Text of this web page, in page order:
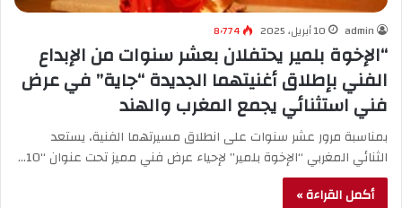
admin 10 أبريل، 2025 8٬774
“الإخوة بلمير يحتفلان بعشر سنوات من الإبداع
الفني بإطلاق أغنيتهما الجديدة “جاية” في عرض
فني استثنائي يجمع المغرب والهند
بمناسبة مرور عشر سنوات على انطلاق مسيرتهما الفنية، يستعد
الثنائي المغربي “الإخوة بلمير” لإحياء عرض فني مميز تحت عنوان “10…
أكمل القراءة »